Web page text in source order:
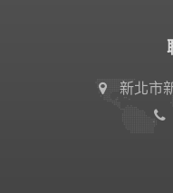
新北市